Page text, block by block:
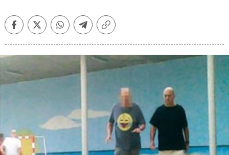
FacebookTwitterWhatsappTelegramCopiar